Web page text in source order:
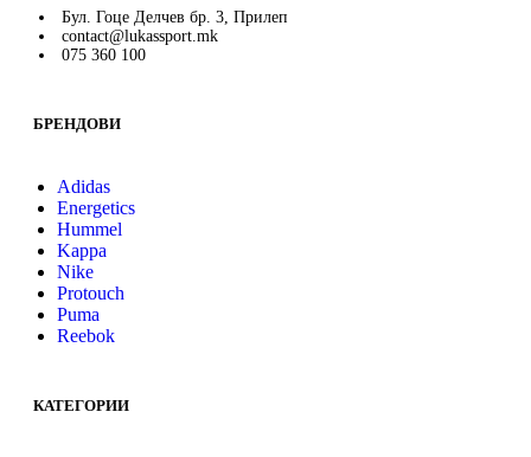
Бул. Гоце Делчев бр. 3, Прилеп
contact@lukassport.mk
075 360 100
БРЕНДОВИ
Adidas
Energetics
Hummel
Kappa
Nike
Protouch
Puma
Reebok
КАТЕГОРИИ